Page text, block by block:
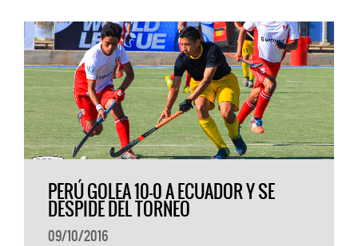
PERÚ GOLEA 10-0 A ECUADOR Y SE
DESPIDE DEL TORNEO
09/10/2016